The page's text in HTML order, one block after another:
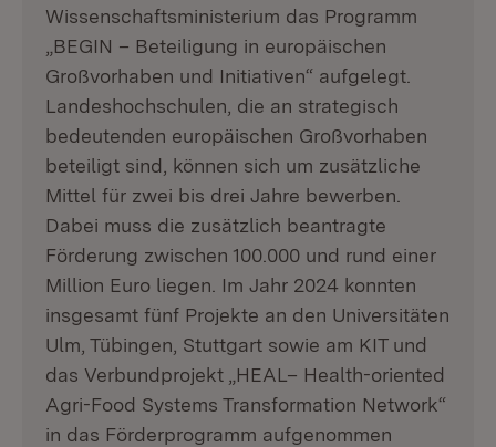
Wissenschaftsministerium das Programm
„BEGIN – Beteiligung in europäischen
Großvorhaben und Initiativen“ aufgelegt.
Landeshochschulen, die an strategisch
bedeutenden europäischen Großvorhaben
beteiligt sind, können sich um zusätzliche
Mittel für zwei bis drei Jahre bewerben.
Dabei muss die zusätzlich beantragte
Förderung zwischen 100.000 und rund einer
Million Euro liegen. Im Jahr 2024 konnten
insgesamt fünf Projekte an den Universitäten
Ulm, Tübingen, Stuttgart sowie am KIT und
das Verbundprojekt „HEAL– Health-oriented
Agri-Food Systems Transformation Network“
in das Förderprogramm aufgenommen